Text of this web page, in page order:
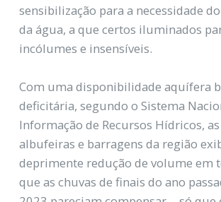
sensibilização para a necessidade
da água, a que certos iluminados
incólumes e insensíveis.
Com uma disponibilidade aquífera
deficitária, segundo o Sistema
Informação de Recursos Hídricos,
albufeiras e barragens da região
deprimente redução de volume em
que as chuvas de finais do ano